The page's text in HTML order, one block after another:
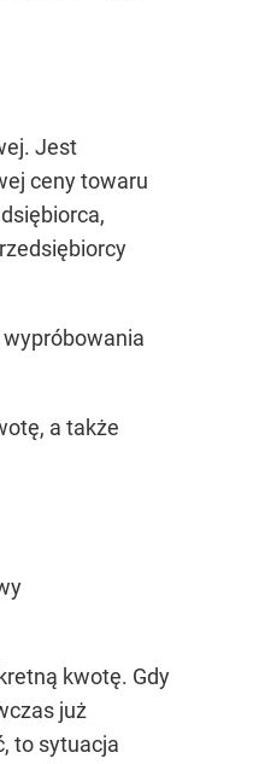
Jest
ceny towaru
a także
kwotę. Gdy
już
to sytuacja